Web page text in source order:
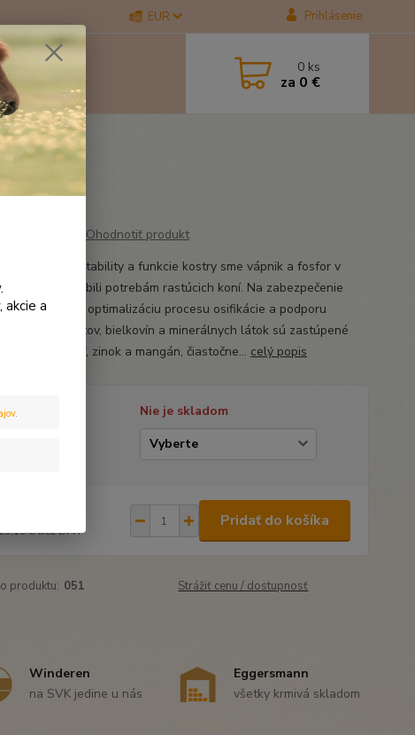
EUR Prihlásenie
0 ks
za 0 €
Ohodnotiť produkt
zabezpečenie stability a funkcie kostry sme vápnik a fosfor v
potrebám rastúcich koní. Na zabezpečenie
väziva, optimalizáciu procesu osifikácie a podporu
uhľohydrátov, bielkovín a minerálnych látok sú zastúpené
prvky meď, zinok a mangán, čiastočne... celý popis
Nie je skladom
€ bez DPH
Pridať do košíka
produktu: 051 Strážiť cenu / dostupnosť
Winderen
na SVK jedine u nás
Eggersmann
všetky krmivá skladom
a
.